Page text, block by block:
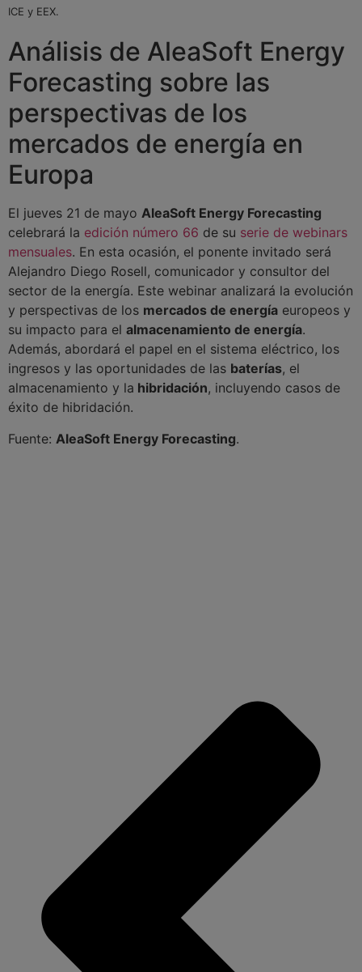
ICE y EEX.
Análisis de AleaSoft Energy
Forecasting sobre las
perspectivas de los
mercados de energía en
Europa
El jueves 21 de mayo AleaSoft Energy Forecasting
celebrará la edición número 66 de su serie de webinars
mensuales. En esta ocasión, el ponente invitado será
Alejandro Diego Rosell, comunicador y consultor del
sector de la energía. Este webinar analizará la evolución
y perspectivas de los mercados de energía europeos y
su impacto para el almacenamiento de energía.
Además, abordará el papel en el sistema eléctrico, los
ingresos y las oportunidades de las baterías, el
almacenamiento y la hibridación, incluyendo casos de
éxito de hibridación.
Fuente: AleaSoft Energy Forecasting.